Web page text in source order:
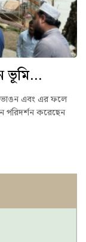
ভূমি...
ভাঙন এবং এর ফলে
পরিদর্শন করেছেন